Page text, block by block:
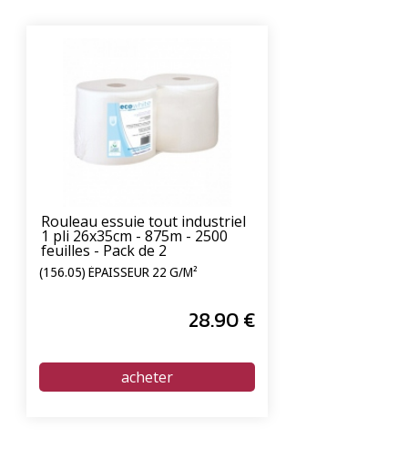
Rouleau essuie tout industriel
1 pli 26x35cm - 875m - 2500
feuilles - Pack de 2
(156.05) ÉPAISSEUR 22 G/M²
28.90€